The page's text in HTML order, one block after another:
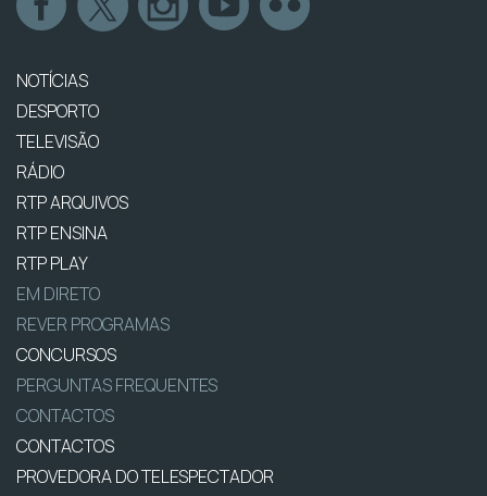
NOTÍCIAS
DESPORTO
TELEVISÃO
RÁDIO
RTP ARQUIVOS
RTP ENSINA
RTP PLAY
EM DIRETO
REVER PROGRAMAS
CONCURSOS
PERGUNTAS FREQUENTES
CONTACTOS
CONTACTOS
PROVEDORA DO TELESPECTADOR